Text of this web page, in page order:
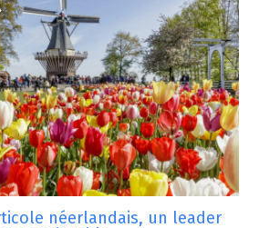
néerlandais, un leader